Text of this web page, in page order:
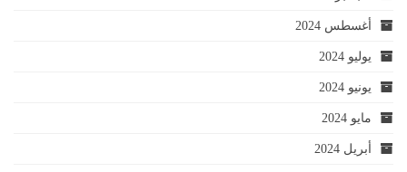
أغسطس 2024
يوليو 2024
يونيو 2024
مايو 2024
أبريل 2024